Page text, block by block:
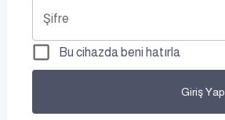
Şifre
Bu cihazda beni hatırla
Giriş Yap